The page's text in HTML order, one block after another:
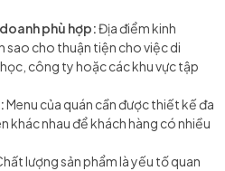
phù hợp:Địa điểm kinh
sao cho thuận tiện cho việc di
công ty hoặc các khu vực tập
Menu của quán cần được thiết kế đa
khác nhau để khách hàng có nhiều
lượng sản phẩm là yếu tố quan